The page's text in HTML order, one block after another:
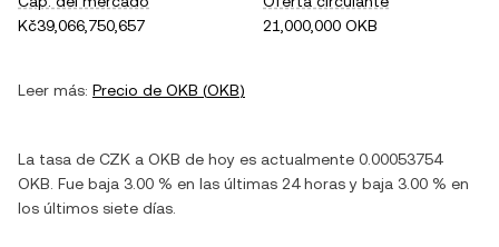
Kč39,066,750,657
21,000,000 OKB
Leer más: Precio de OKB (OKB)
La tasa de CZK a OKB de hoy es actualmente 0.00053754
OKB . Fue baja 3.00 % en las últimas 24 horas y baja 3.00 % en
los últimos siete días.